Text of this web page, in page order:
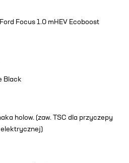
Ford Focus 1.0 mHEV Ecoboost
Black
holow. (zaw. TSC dla przyczepy